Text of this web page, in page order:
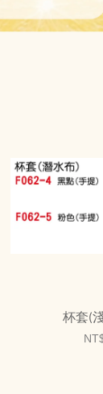
杯套(